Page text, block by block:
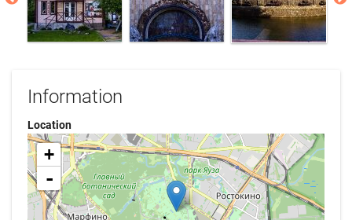
Information
Location
+
-